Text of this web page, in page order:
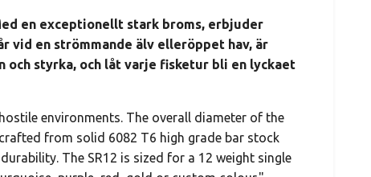
en exceptionellt stark broms, erbjuder
vid en strömmande älv elleröppet hav, är
och styrka, och låt varje fisketur bli en lyckaet
environments. The overall diameter of the
from solid 6082 T6 high grade bar stock
The SR12 is sized for a 12 weight single